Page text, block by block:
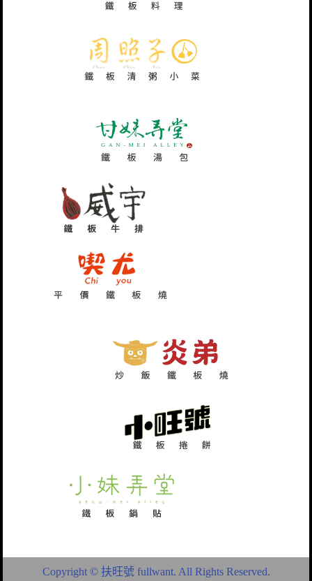
Copyright © 扶旺號 fullwant. All Rights Reserved.